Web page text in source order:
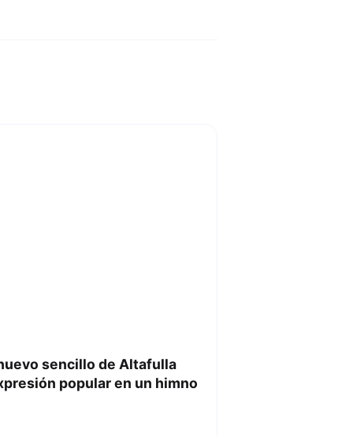
sencillo de Altafulla
popular en un himno